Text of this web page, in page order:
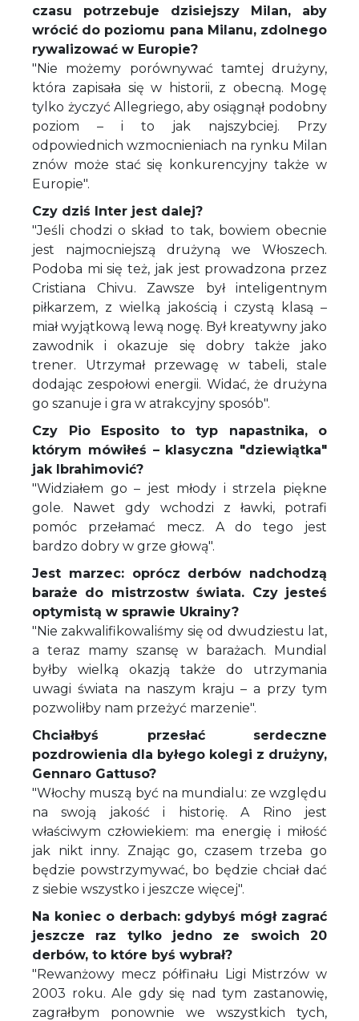
czasu potrzebuje dzisiejszy Milan, aby
wrócić do poziomu pana Milanu, zdolnego
rywalizować w Europie?
"Nie możemy porównywać tamtej drużyny,
która zapisała się w historii, z obecną. Mogę
tylko życzyć Allegriego, aby osiągnął podobny
poziom – i to jak najszybciej. Przy
odpowiednich wzmocnieniach na rynku Milan
znów może stać się konkurencyjny także w
Europie".
Czy dziś Inter jest dalej?
"Jeśli chodzi o skład to tak, bowiem obecnie
jest najmocniejszą drużyną we Włoszech.
Podoba mi się też, jak jest prowadzona przez
Cristiana Chivu. Zawsze był inteligentnym
piłkarzem, z wielką jakością i czystą klasą –
miał wyjątkową lewą nogę. Był kreatywny jako
zawodnik i okazuje się dobry także jako
trener. Utrzymał przewagę w tabeli, stale
dodając zespołowi energii. Widać, że drużyna
go szanuje i gra w atrakcyjny sposób".
Czy Pio Esposito to typ napastnika, o
którym mówiłeś – klasyczna "dziewiątka"
jak Ibrahimović?
"Widziałem go – jest młody i strzela piękne
gole. Nawet gdy wchodzi z ławki, potrafi
pomóc przełamać mecz. A do tego jest
bardzo dobry w grze głową".
Jest marzec: oprócz derbów nadchodzą
baraże do mistrzostw świata. Czy jesteś
optymistą w sprawie Ukrainy?
"Nie zakwalifikowaliśmy się od dwudziestu lat,
a teraz mamy szansę w barażach. Mundial
byłby wielką okazją także do utrzymania
uwagi świata na naszym kraju – a przy tym
pozwoliłby nam przeżyć marzenie".
Chciałbyś przesłać serdeczne
pozdrowienia dla byłego kolegi z drużyny,
Gennaro Gattuso?
"Włochy muszą być na mundialu: ze względu
na swoją jakość i historię. A Rino jest
właściwym człowiekiem: ma energię i miłość
jak nikt inny. Znając go, czasem trzeba go
będzie powstrzymywać, bo będzie chciał dać
z siebie wszystko i jeszcze więcej".
Na koniec o derbach: gdybyś mógł zagrać
jeszcze raz tylko jedno ze swoich 20
derbów, to które byś wybrał?
"Rewanżowy mecz półfinału Ligi Mistrzów w
2003 roku. Ale gdy się nad tym zastanowię,
zagrałbym ponownie we wszystkich tych,